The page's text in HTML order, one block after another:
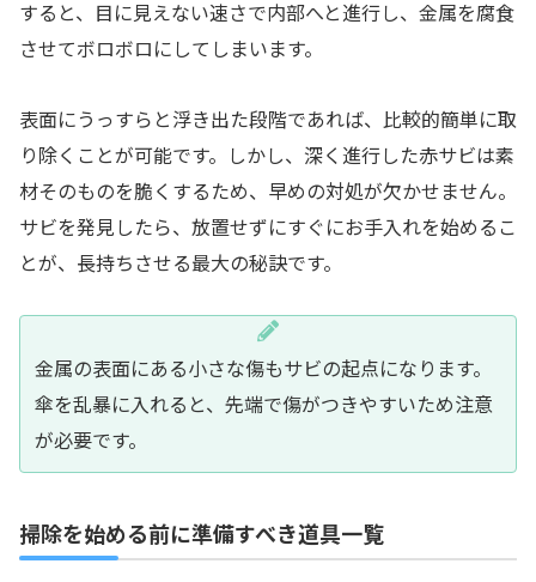
すると、目に見えない速さで内部へと進行し、金属を腐食
させてボロボロにしてしまいます。
表面にうっすらと浮き出た段階であれば、比較的簡単に取
り除くことが可能です。しかし、深く進行した赤サビは素
材そのものを脆くするため、早めの対処が欠かせません。
サビを発見したら、放置せずにすぐにお手入れを始めるこ
とが、長持ちさせる最大の秘訣です。
金属の表面にある小さな傷もサビの起点になります。
傘を乱暴に入れると、先端で傷がつきやすいため注意
が必要です。
掃除を始める前に準備すべき道具一覧